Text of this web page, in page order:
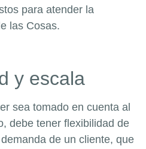
para atender la
las Cosas.
y escala
sea tomado en cuenta al
debe tener flexibilidad de
de un cliente, que